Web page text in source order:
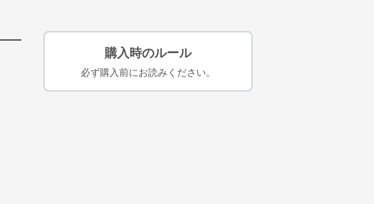
購入時のルール
必ず購入前にお読みください。